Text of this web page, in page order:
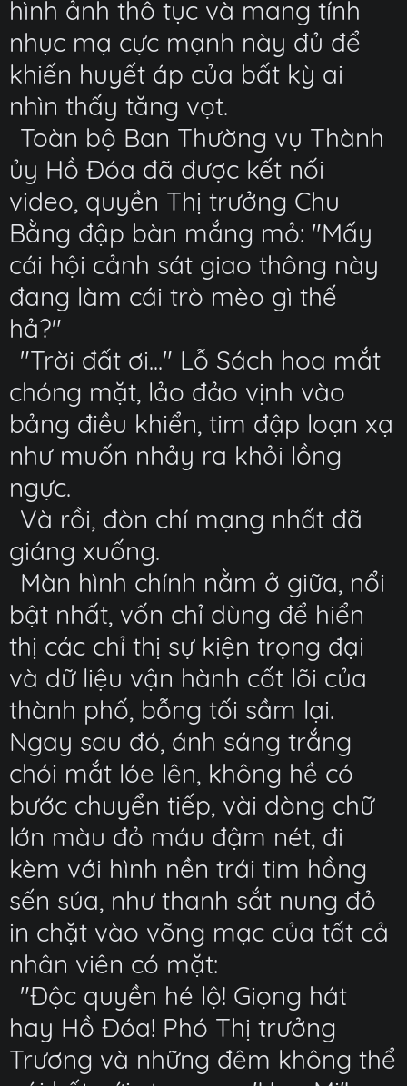
hình ảnh thô tục và mang tính
nhục mạ cực mạnh này đủ để
khiến huyết áp của bất kỳ ai
nhìn thấy tăng vọt.
Toàn bộ Ban Thường vụ Thành
ủy Hồ Đóa đã được kết nối
video, quyền Thị trưởng Chu
Bằng đập bàn mắng mỏ: "Mấy
cái hội cảnh sát giao thông này
đang làm cái trò mèo gì thế
hả?"
"Trời đất ơi..." Lỗ Sách hoa mắt
chóng mặt, lảo đảo vịnh vào
bảng điều khiển, tim đập loạn xạ
như muốn nhảy ra khỏi lồng
ngực.
Và rồi, đòn chí mạng nhất đã
giáng xuống.
Màn hình chính nằm ở giữa, nổi
bật nhất, vốn chỉ dùng để hiển
thị các chỉ thị sự kiện trọng đại
và dữ liệu vận hành cốt lõi của
thành phố, bỗng tối sầm lại.
Ngay sau đó, ánh sáng trắng
chói mắt lóe lên, không hề có
bước chuyển tiếp, vài dòng chữ
lớn màu đỏ máu đậm nét, đi
kèm với hình nền trái tim hồng
sến súa, như thanh sắt nung đỏ
in chặt vào võng mạc của tất cả
nhân viên có mặt:
"Độc quyền hé lộ! Giọng hát
hay Hồ Đóa! Phó Thị trưởng
Trương và những đêm không thể